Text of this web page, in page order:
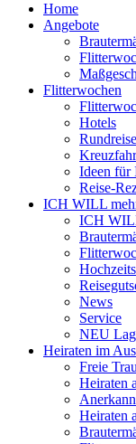
Home
Angebote
Flitterwochen
Hotels
Ideen für
Reise-
ICH WILL
ICH
News
Service
NEU
Heiraten im
Freie
Heiraten
Heiraten